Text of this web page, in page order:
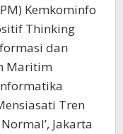
Kemkominfo
Thinking
dan
Maritim
Tren
Jakarta